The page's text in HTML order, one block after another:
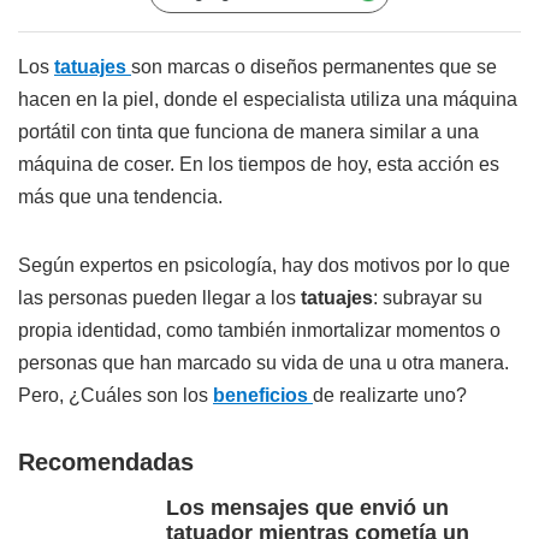
Los tatuajes son marcas o diseños permanentes que se
hacen en la piel, donde el especialista utiliza una máquina
portátil con tinta que funciona de manera similar a una
máquina de coser. En los tiempos de hoy, esta acción es
más que una tendencia.
Según expertos en psicología, hay dos motivos por lo que
las personas pueden llegar a los tatuajes: subrayar su
propia identidad, como también inmortalizar momentos o
personas que han marcado su vida de una u otra manera.
Pero, ¿Cuáles son los beneficios de realizarte uno?
Recomendadas
Los mensajes que envió un
tatuador mientras cometía un